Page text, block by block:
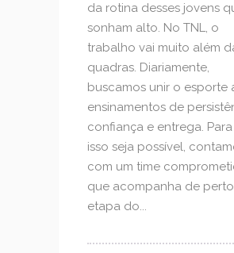
da rotina desses jovens
sonham alto. No TNL, o
trabalho vai muito além
quadras. Diariamente,
buscamos unir o esporte
ensinamentos de
confiança e entrega.
isso seja possível,
com um time
que acompanha de
etapa do...